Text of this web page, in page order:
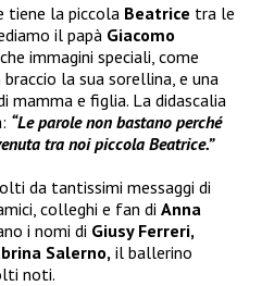
tiene la piccola Beatrice tra le
il papà Giacomo
immagini speciali, come
braccio la sua sorellina, e una
e figlia. La didascalia
“Le parole non bastano perché
tra noi piccola Beatrice.”
da tantissimi messaggi di
colleghi e fan di Anna
i nomi di Giusy Ferreri,
Salerno, il ballerino
noti.